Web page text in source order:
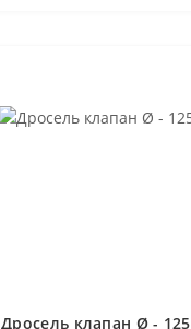
Дросель клапан Ø - 125